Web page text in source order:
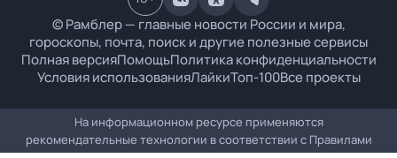
© Рамблер — главные новости России и мира,
гороскопы, почта, поиск и другие полезные сервисы
Полная версияПомощьПолитика конфиденциальности
Условия использованияЛайкиТоп-100Все проекты
На информационном ресурсе применяются
рекомендательные технологии в соответствии с Правилами